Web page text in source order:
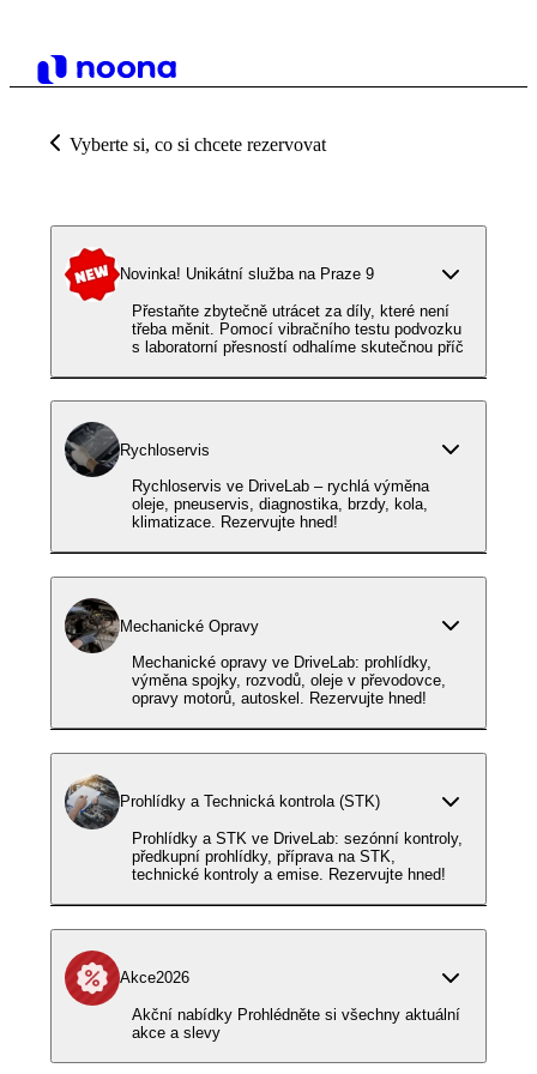
Vyberte si, co si chcete rezervovat
Novinka! Unikátní služba na Praze 9
Přestaňte zbytečně utrácet za díly, které není
třeba měnit. Pomocí vibračního testu podvozku
s laboratorní přesností odhalíme skutečnou příč
Rychloservis
Rychloservis ve DriveLab – rychlá výměna
oleje, pneuservis, diagnostika, brzdy, kola,
klimatizace. Rezervujte hned!
Mechanické Opravy
Mechanické opravy ve DriveLab: prohlídky,
výměna spojky, rozvodů, oleje v převodovce,
opravy motorů, autoskel. Rezervujte hned!
Prohlídky a Technická kontrola (STK)
Prohlídky a STK ve DriveLab: sezónní kontroly,
předkupní prohlídky, příprava na STK,
technické kontroly a emise. Rezervujte hned!
Akce2026
Akční nabídky Prohlédněte si všechny aktuální
akce a slevy